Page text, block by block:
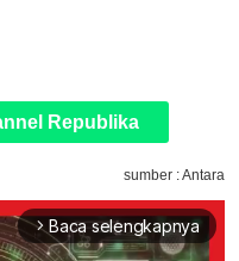
Republika
sumber : Antara
arrow_forward_ios Baca selengkapnya